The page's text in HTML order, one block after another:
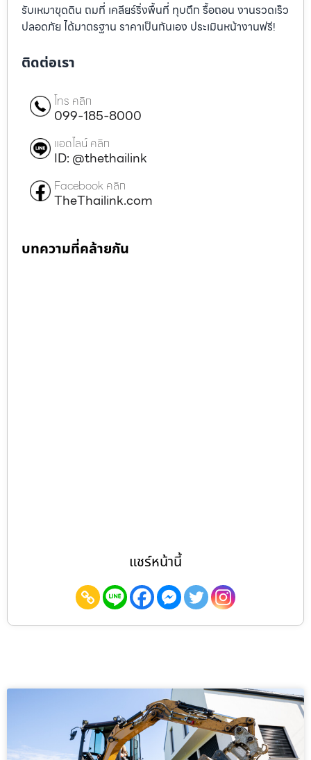
รับเหมาขุดดิน ถมที่ เคลียร์ริ่งพื้นที่ ทุบตึก รื้อถอน งานรวดเร็ว
ปลอดภัย ได้มาตรฐาน ราคาเป็นกันเอง ประเมินหน้างานฟรี!
ติดต่อเรา
โทร คลิก
099-185-8000
แอดไลน์ คลิก
ID: @thethailink
Facebook คลิก
TheThailink.com
บทความที่คล้ายกัน
แชร์หน้านี้